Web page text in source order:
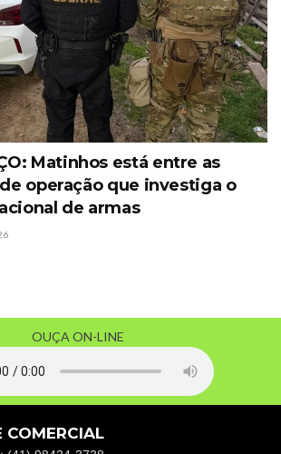
Matinhos está entre as
operação que investiga o
de armas
OUÇA ON-LINE
COMERCIAL